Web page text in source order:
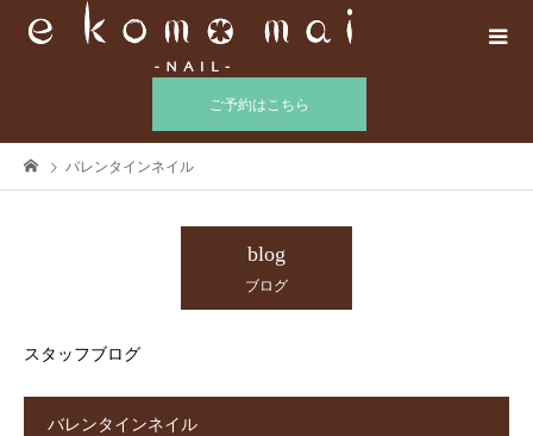
ご予約はこちら
バレンタインネイル
blog
ブログ
スタッフブログ
バレンタインネイル